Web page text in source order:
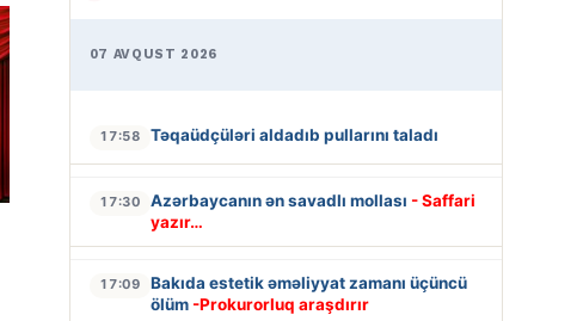
07 AVQUST 2026
17:58 Təqaüdçüləri aldadıb pullarını taladı
17:30 Azərbaycanın ən savadlı mollası - Saffari
yazır…
17:09
Bakıda estetik əməliyyat zamanı üçüncü
ölüm -Prokurorluq araşdırır